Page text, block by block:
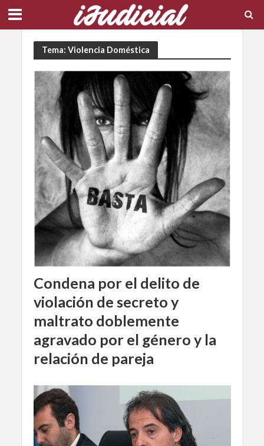
Tema: Violencia Doméstica
Condena por el delito de
violación de secreto y
maltrato doblemente
agravado por el género y la
relación de pareja